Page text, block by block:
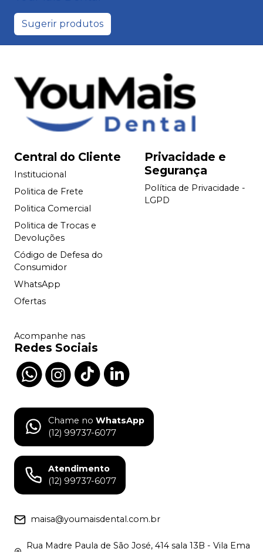
Sugerir produtos
Central do Cliente
Institucional
Politica de Frete
Politica Comercial
Politica de Trocas e
Devoluções
Código de Defesa do
Consumidor
WhatsApp
Ofertas
Privacidade e
Segurança
Política de Privacidade -
LGPD
Acompanhe nas
Redes Sociais
Chame no WhatsApp
(12) 99737-6077
Atendimento
(12) 99737-6077
maisa@youmaisdental.com.br
Rua Madre Paula de São José, 414 sala 13B - Vila Ema